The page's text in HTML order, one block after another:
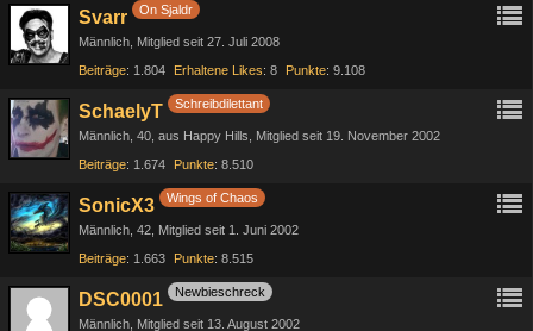
Svarr On Sjaldr
Männlich Mitglied seit 27. Juli 2008
Beiträge 1.804 Erhaltene Likes 8 Punkte 9.108
SchaelyT Schreibdilettant
Männlich 40 aus Happy Hills
Mitglied seit 19. November 2002
Beiträge 1.674 Punkte 8.510
SonicX3 Wings of Chaos
Männlich 42 Mitglied seit 1. Juni 2002
Beiträge 1.663 Punkte 8.515
DSC0001 Newbieschreck
Männlich Mitglied seit 13. August 2002